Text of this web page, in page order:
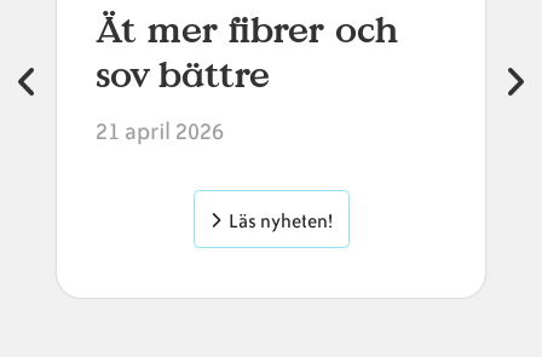
Ät mer fibrer och
sov bättre
21 april 2026
Läs nyheten!